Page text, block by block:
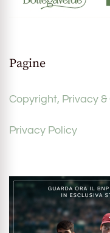
Pagine
Copyright, Privacy &
Privacy Policy